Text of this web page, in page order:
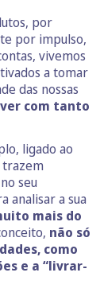
por
por impulso,
vivemos
a tomar
das nossas
com tanto
ligado ao
trazem
seu
analisar a sua
mais do
não só
como
e a “livrar-